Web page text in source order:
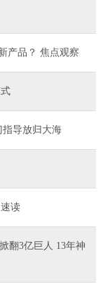
产品？ 焦点观察
导放归大海
读
翻3亿巨人 13年神